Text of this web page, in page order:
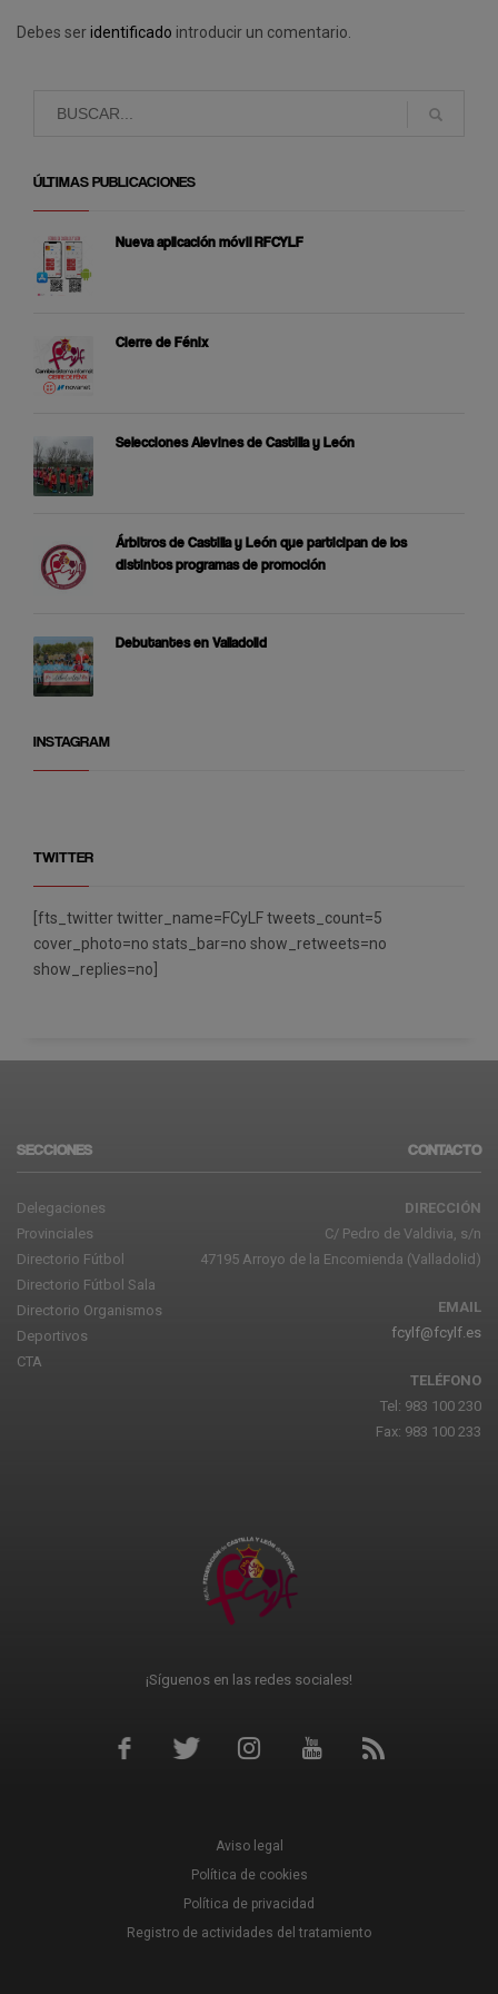
Debes seridentificado introducir un comentario.
ÚLTIMAS PUBLICACIONES
Nueva aplicación móvil RFCYLF
Cierre de Fénix
Selecciones Alevines de Castilla y León
Árbitros de Castilla y León que participan de los
distintos programas de promoción
Debutantes en Valladolid
INSTAGRAM
TWITTER
[fts_twitter twitter_name=FCyLF tweets_count=5
cover_photo=no stats_bar=no show_retweets=no
show_replies=no]
SECCIONES
Delegaciones
Provinciales
Directorio Fútbol
Directorio Fútbol Sala
Directorio Organismos
Deportivos
CTA
CONTACTO
DIRECCIÓN
C/ Pedro de Valdivia, s/n
47195 Arroyo de la Encomienda (Valladolid)
EMAIL
fcylf@fcylf.es
TELÉFONO
Tel: 983 100 230
Fax: 983 100 233
¡Síguenos en las redes sociales!
Aviso legal
Política de cookies
Política de privacidad
Registro de actividades del tratamiento